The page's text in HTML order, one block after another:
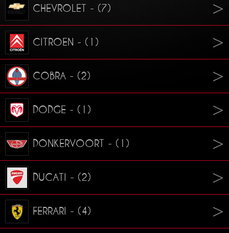
CHEVROLET - (7)
CITROEN - (1)
COBRA - (2)
DODGE - (1)
DONKERVOORT - (1)
DUCATI - (2)
FERRARI - (4)